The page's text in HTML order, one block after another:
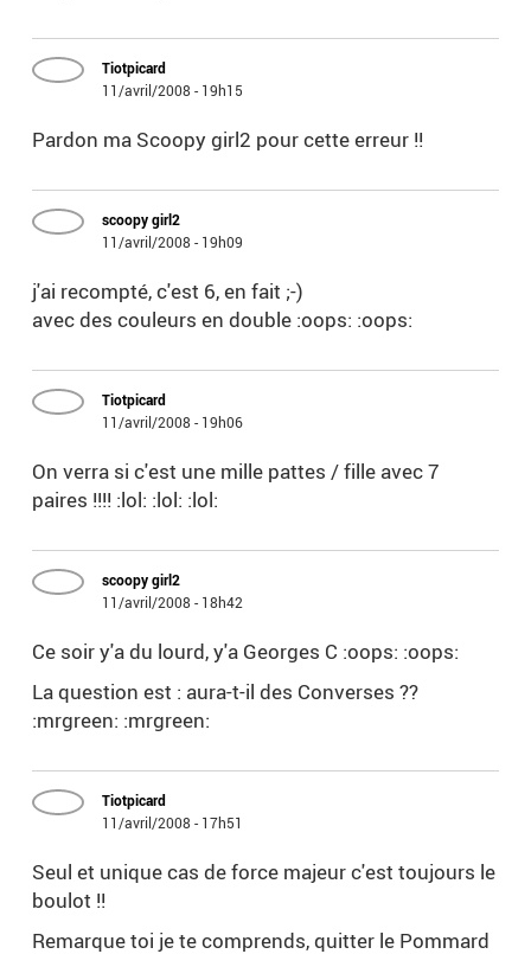
Tiotpicard
11/avril/2008 - 19h15
Pardon ma Scoopy girl2 pour cette erreur !!
scoopy girl2
11/avril/2008 - 19h09
j'ai recompté, c'est 6, en fait ;-)
avec des couleurs en double :oops: :oops:
Tiotpicard
11/avril/2008 - 19h06
On verra si c'est une mille pattes / fille avec 7
paires !!!! :lol: :lol: :lol:
scoopy girl2
11/avril/2008 - 18h42
Ce soir y'a du lourd, y'a Georges C :oops: :oops:
La question est : aura-t-il des Converses ??
:mrgreen: :mrgreen:
Tiotpicard
11/avril/2008 - 17h51
Seul et unique cas de force majeur c'est toujours le
boulot !!
Remarque toi je te comprends, quitter le Pommard